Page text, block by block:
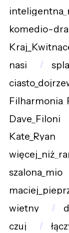
komedio-
nasi
Dave_Filoni
Kate_Ryan
szalona_mio
wietny
czuj